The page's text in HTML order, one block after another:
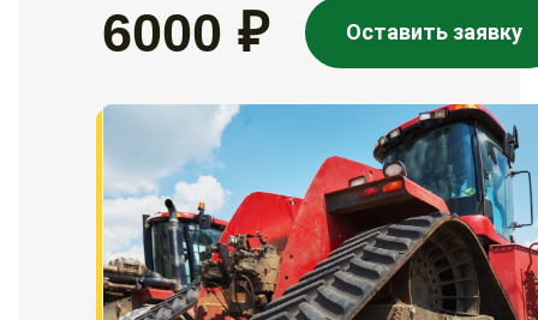
6000 ₽ Оставить заявку